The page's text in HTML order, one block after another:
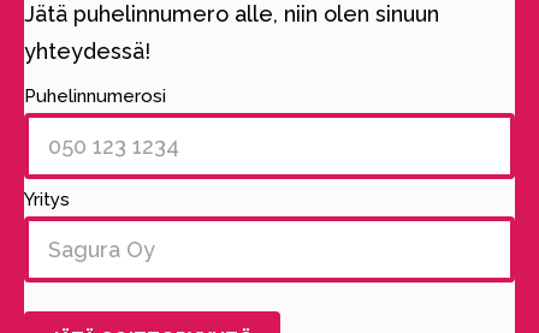
Jätä puhelinnumero alle, niin olen sinuun
yhteydessä!
Puhelinnumerosi
Yritys